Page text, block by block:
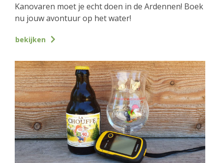
Kanovaren moet je echt doen in de Ardennen! Boek
nu jouw avontuur op het water!
bekijken